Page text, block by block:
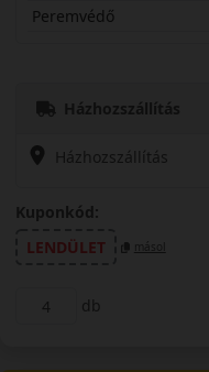
Peremvédő
Házhozszállítás
Házhozszállítás
Kuponkód:
LENDÜLET
másol
db